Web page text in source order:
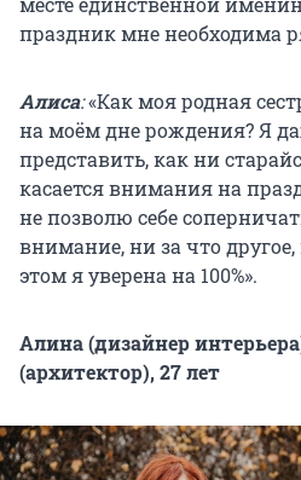
праздник мне необходима
Алиса:«Как моя родная
на моём дне рождения? Я
представить, как ни
касается внимания на
не позволю себе
внимание, ни за что
этом я уверена на 100%».
Алина (дизайнер
(архитектор), 27 лет